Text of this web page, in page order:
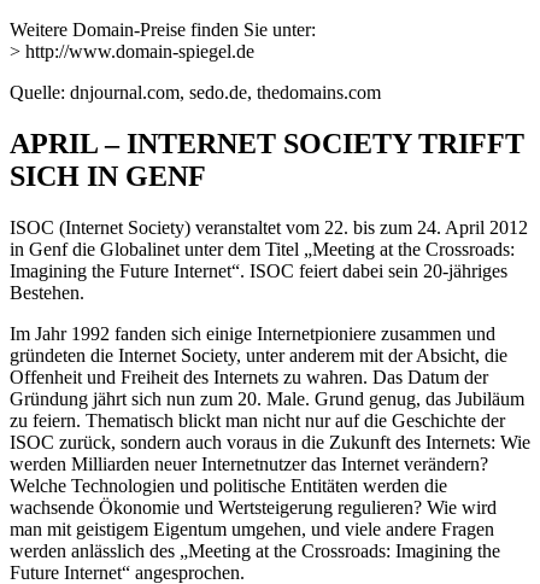
Weitere Domain-Preise finden Sie unter:
> http://www.domain-spiegel.de
Quelle: dnjournal.com, sedo.de, thedomains.com
APRIL – INTERNET SOCIETY TRIFFT
SICH IN GENF
ISOC (Internet Society) veranstaltet vom 22. bis zum 24. April 2012
in Genf die Globalinet unter dem Titel „Meeting at the Crossroads:
Imagining the Future Internet“. ISOC feiert dabei sein 20-jähriges
Bestehen.
Im Jahr 1992 fanden sich einige Internetpioniere zusammen und
gründeten die Internet Society, unter anderem mit der Absicht, die
Offenheit und Freiheit des Internets zu wahren. Das Datum der
Gründung jährt sich nun zum 20. Male. Grund genug, das Jubiläum
zu feiern. Thematisch blickt man nicht nur auf die Geschichte der
ISOC zurück, sondern auch voraus in die Zukunft des Internets: Wie
werden Milliarden neuer Internetnutzer das Internet verändern?
Welche Technologien und politische Entitäten werden die
wachsende Ökonomie und Wertsteigerung regulieren? Wie wird
man mit geistigem Eigentum umgehen, und viele andere Fragen
werden anlässlich des „Meeting at the Crossroads: Imagining the
Future Internet“ angesprochen.